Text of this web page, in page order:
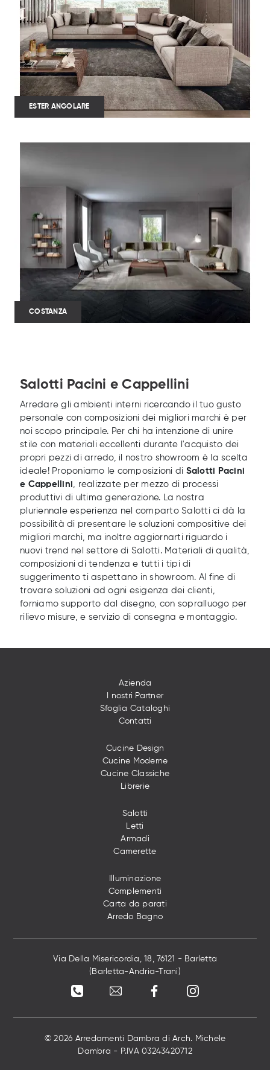
ESTER ANGOLARE
COSTANZA
Salotti Pacini e Cappellini
Arredare gli ambienti interni ricercando il tuo gusto
personale con composizioni dei migliori marchi è per
noi scopo principale. Per chi ha intenzione di unire
stile con materiali eccellenti durante l'acquisto dei
propri pezzi di arredo, il nostro showroom è la scelta
ideale! Proponiamo le composizioni di Salotti
Pacini
e Cappellini , realizzate per mezzo di processi
produttivi di ultima generazione. La nostra
pluriennale esperienza nel comparto Salotti ci dà la
possibilità di presentare le soluzioni compositive dei
migliori marchi, ma inoltre aggiornarti riguardo i
nuovi trend nel settore di Salotti. Materiali di qualità,
composizioni di tendenza e tutti i tipi di
suggerimento ti aspettano in showroom. Al fine di
trovare soluzioni ad ogni esigenza dei clienti,
forniamo supporto dal disegno, con sopralluogo per
rilievo misure, e servizio di consegna e montaggio.
Azienda
I nostri Partner
Sfoglia Cataloghi
Contatti
Cucine Design
Cucine Moderne
Cucine Classiche
Librerie
Salotti
Letti
Armadi
Camerette
Illuminazione
Complementi
Carta da parati
Arredo Bagno
Via Della Misericordia, 18, 76121 - Barletta
(Barletta-Andria-Trani)
© 2026 Arredamenti Dambra di Arch. Michele
Dambra - P.IVA 03243420712